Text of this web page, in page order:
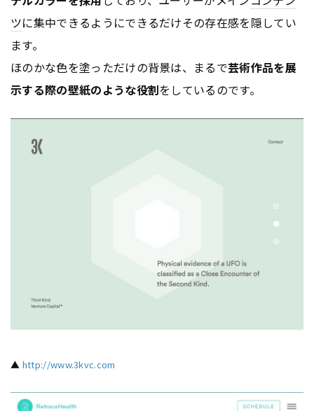
ツに集中できるようにできるだけその存在感を隠してい
ます。
ほのかな色を塗っただけの背景は、まるで芸術作品を展
示する際の壁紙のような役割をしているのです。
▲ http://www.3kvc.com